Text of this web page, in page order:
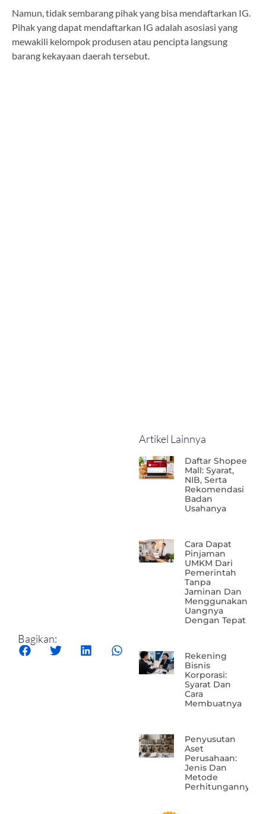
Namun, tidak sembarang pihak yang bisa mendaftarkan IG.
Pihak yang dapat mendaftarkan IG adalah asosiasi yang
mewakili kelompok produsen atau pencipta langsung
barang kekayaan daerah tersebut.
Bagikan:
Artikel Lainnya
Daftar Shopee
Mall: Syarat,
NIB, Serta
Rekomendasi
Badan
Usahanya
Cara Dapat
Pinjaman
UMKM Dari
Pemerintah
Tanpa
Jaminan Dan
Menggunakan
Uangnya
Dengan Tepat
Rekening
Bisnis
Korporasi:
Syarat Dan
Cara
Membuatnya
Penyusutan
Aset
Perusahaan:
Jenis Dan
Metode
Perhitungannya